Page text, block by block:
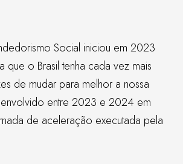
Social iniciou em 2023
o Brasil tenha cada vez mais
de mudar para melhor a nossa
entre 2023 e 2024 em
de aceleração executada pela